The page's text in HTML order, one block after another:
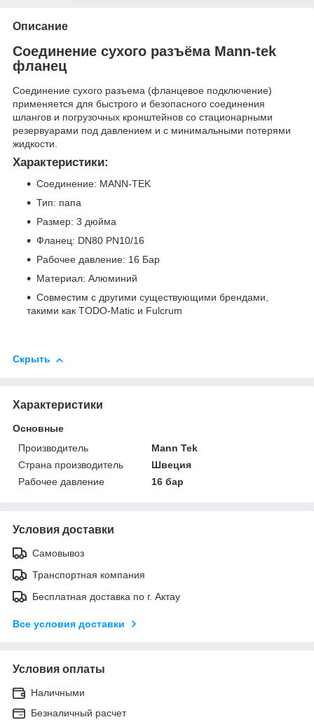
Описание
Соединение сухого разъёма Mann-tek
фланец
Соединение сухого разъема (фланцевое подключение)
применяется для быстрого и безопасного соединения
шлангов и погрузочных кронштейнов со стационарными
резервуарами под давлением и с минимальными потерями
жидкости.
Характеристики:
Соединение: MANN-TEK
Тип: папа
Размер: 3 дюйма
Фланец: DN80 PN10/16
Рабочее давление: 16 Бар
Материал: Алюминий
Совместим с другими существующими брендами,
такими как TODO-Matic и Fulcrum
Скрыть
Характеристики
Основные
Производитель
Mann Tek
Страна производитель
Швеция
Рабочее давление
16 бар
Условия доставки
Самовывоз
Транспортная компания
Бесплатная доставка по г. Актау
Все условия доставки
Условия оплаты
Наличными
Безналичный расчет